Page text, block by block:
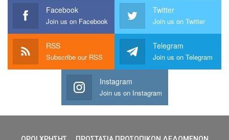
Facebook
Join us on Facebook
Twitter
Join us on Twitter
RSS
Subscribe our RSS
Telegram
Join us on Telegram
Instagram
Join us on Instagram